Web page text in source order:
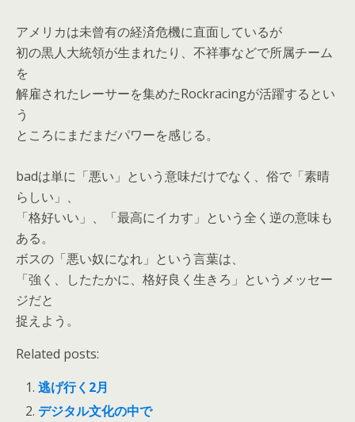
アメリカは未曾有の経済危機に直面しているが
初の黒人大統領が生まれたり、不祥事などで所属チーム
を
解雇されたレーサーを集めたRockracingが活躍するとい
う
ところにまだまだパワーを感じる。
badは単に「悪い」という意味だけでなく、俗で「素晴
らしい」、
「格好いい」、「最高にイカす」という全く逆の意味も
ある。
ボスの「悪い奴になれ」という言葉は、
「強く、したたかに、格好良く生きろ」というメッセー
ジだと
捉えよう。
Related posts:
逃げ行く2月
デジタル文化の中で